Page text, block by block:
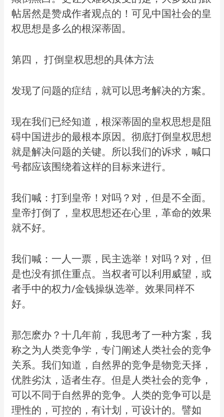
帖居然是赞成作者观点的！可见中国社会的皇
权思想是多么的根深蒂固。
第四， 打倒皇权思想的具体方法
发现了问题的症结，就可以思考解决的方案。
现在我们已经知道，根深蒂固的皇权思想是阻
碍中国进步的最根本原因。彻底打倒皇权思想
就是解决问题的关键。所以我们的诉求，喊口
号都应该围绕着这样的目标来进行。
我们喊：打到皇帝！对吗？对，但是不全面。
皇帝打倒了，皇权思想还在心里，革命的效果
就不好。
我们喊：一人一票，民主选举！对吗？对，但
是也没有抓住重点。当权者可以利用威望，或
者手中的权力/金钱操纵选举。效果同样不
好。
那怎麽办？十几年前，我思考了一种方案，我
称之为人类竞争学，专门阐述人类社会的竞争
关系。我们知道，自然界的竞争是物竞天择，
优胜劣汰，适者生存。但是人类社会的竞争，
可以不同于自然界的竞争。人类的竞争可以是
理性的，可控的，有计划，可设计的。譬如